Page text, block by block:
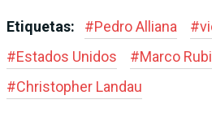
Etiquetas: #Pedro Alliana #
#Estados Unidos #Marco
#Christopher Landau